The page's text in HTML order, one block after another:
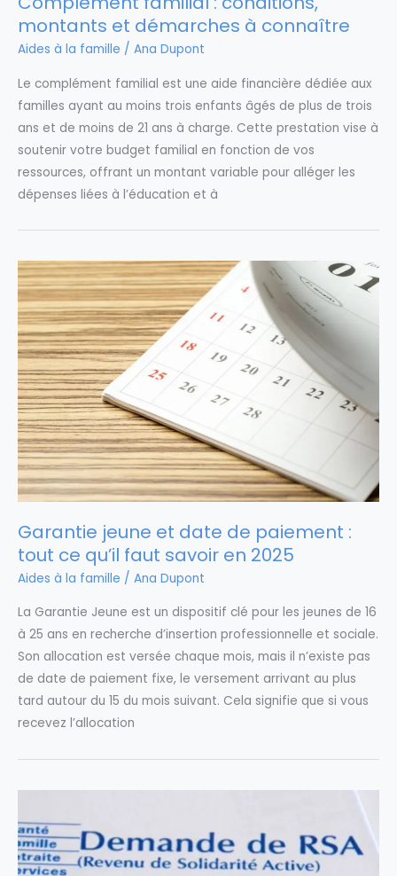
montants et démarches à connaître
Aides à la famille / Ana Dupont
Le complément familial est une aide financière dédiée aux
familles ayant au moins trois enfants âgés de plus de trois
ans et de moins de 21 ans à charge. Cette prestation vise à
soutenir votre budget familial en fonction de vos
ressources, offrant un montant variable pour alléger les
dépenses liées à l’éducation et à
Garantie jeune et date de paiement :
tout ce qu’il faut savoir en 2025
Aides à la famille / Ana Dupont
La Garantie Jeune est un dispositif clé pour les jeunes de 16
à 25 ans en recherche d’insertion professionnelle et sociale.
Son allocation est versée chaque mois, mais il n’existe pas
de date de paiement fixe, le versement arrivant au plus
tard autour du 15 du mois suivant. Cela signifie que si vous
recevez l’allocation